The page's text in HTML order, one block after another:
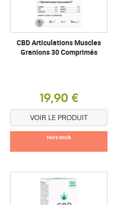
CBD Articulations Muscles
Granions 30 Comprimés
19,90 €
VOIR LE PRODUIT
Hors stock